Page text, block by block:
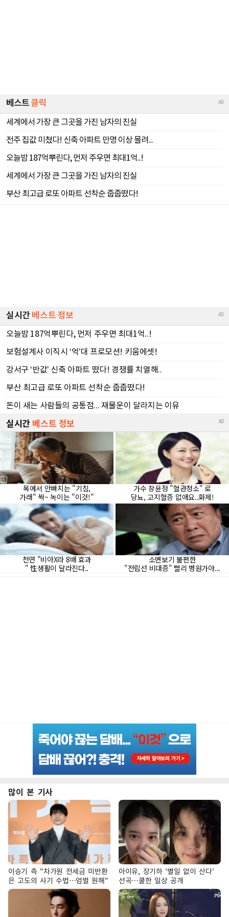
많이 본 기사
이승기 측 "차가원 전세금 미반환
은 고도의 사기 수법…엄벌 원해"
아이유, 장기하 '별일 없이 산다'
선곡…쿨한 일상 공개